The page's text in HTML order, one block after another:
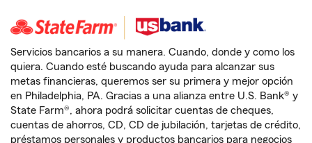
Servicios bancarios a su manera. Cuando, donde y como los
quiera. Cuando esté buscando ayuda para alcanzar sus
metas financieras, queremos ser su primera y mejor opción
en Philadelphia, PA. Gracias a una alianza entre U.S. Bank® y
State Farm®, ahora podrá solicitar cuentas de cheques,
cuentas de ahorros, CD, CD de jubilación, tarjetas de crédito,
préstamos personales y productos bancarios para negocios